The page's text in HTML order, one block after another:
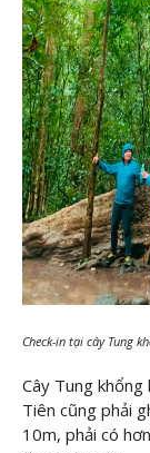
Check-in tại cây Tung
Cây Tung
Tiên cũng phải
10m, phải có